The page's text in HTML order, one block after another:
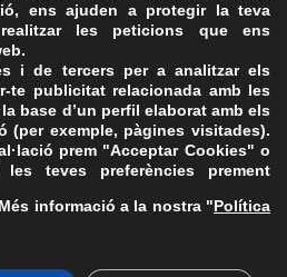
Auditori Caputxins
FAQs
CATALANA
08025 Barcelona · 93 347 17 14
ens ajuden a protegir la teva
les peticions que ens
i de tercers per a analitzar els
te publicitat relacionada amb les
base d’un perfil elaborat amb els
(per exemple, pàgines visitades).
prem "Acceptar Cookies" o
teves preferències prement
informació a la nostra "Política